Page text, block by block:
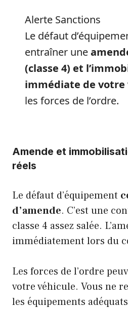
Alerte Sanctions
Le défaut
entraîner une
(classe 4) et
immédiate de votre
les forces de l’ordre.
Amende et
réels
Le défaut d’équipement
d’amende. C’est une
classe 4 assez salée.
immédiatement lors du
Les forces de l’ordre
votre véhicule. Vous ne
les équipements